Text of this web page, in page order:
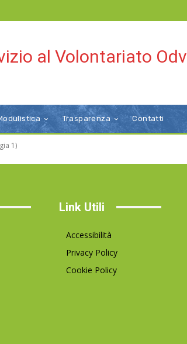
al Volontariato Odv
Trasparenza Contatti
1)
Link Utili
Accessibilità
Privacy Policy
Cookie Policy